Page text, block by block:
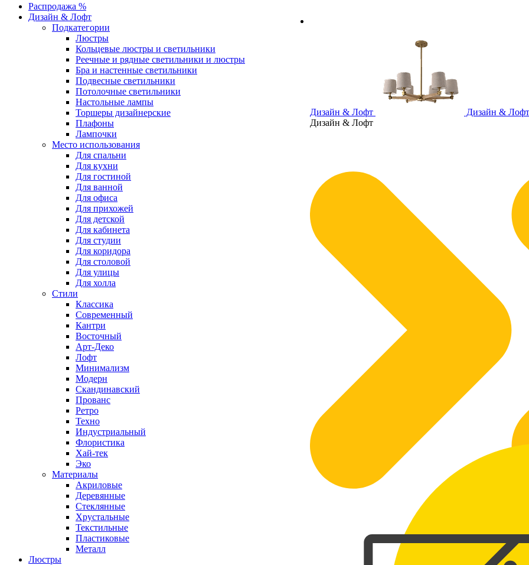
Дизайн & Лофт
Дизайн & Лофт
Дизайн & Лофт
Распродажа %
Дизайн & Лофт
Подкатегории
Люстры
Кольцевые люстры и светильники
Реечные и рядные светильники и люстры
Бра и настенные светильники
Подвесные светильники
Потолочные светильники
Настольные лампы
Торшеры дизайнерские
Плафоны
Лампочки
Место использования
Для спальни
Для кухни
Для гостиной
Для ванной
Для офиса
Для прихожей
Для детской
Для кабинета
Для студии
Для коридора
Для столовой
Для улицы
Для холла
Стили
Классика
Современный
Кантри
Восточный
Арт-Деко
Лофт
Минимализм
Модерн
Скандинавский
Прованс
Ретро
Техно
Индустриальный
Флористика
Хай-тек
Эко
Материалы
Акриловые
Деревянные
Стеклянные
Хрустальные
Текстильные
Пластиковые
Металл
Люстры